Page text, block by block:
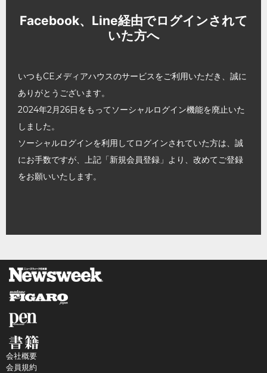
Facebook、Line経由でログインされて
いた方へ
いつもCEメディアハウスのサービスをご利用いただき、誠に
ありがとうございます。
2024年2月26日をもってソーシャルログイン機能を廃止いた
しました。
ソーシャルログインを利用してログインされていた方は、誠
にお手数ですが、上記「新規会員登録」より、改めてご登録
をお願いいたします。
会社概要
会員規約